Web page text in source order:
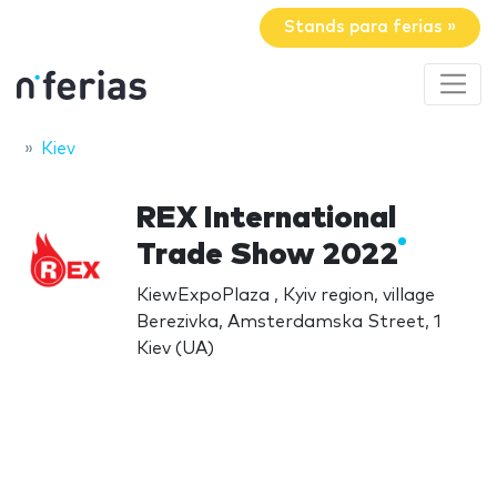
Stands para ferias »
Kiev
REX International
Trade Show 2022
KiewExpoPlaza , Kyiv region, village
Berezivka, Amsterdamska Street, 1
Kiev (UA)